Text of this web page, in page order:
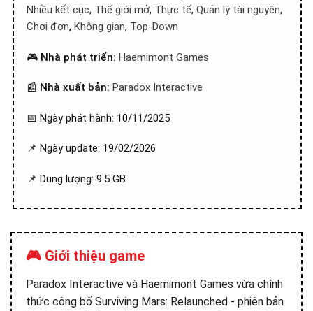
Nhiều kết cục, Thế giới mở, Thực tế, Quản lý tài nguyên,
Chơi đơn, Không gian, Top-Down
🎮 Nhà phát triển: Haemimont Games
📰 Nhà xuất bản: Paradox Interactive
📅 Ngày phát hành: 10/11/2025
📌 Ngày update: 19/02/2026
📌 Dung lượng: 9.5 GB
🎮 Giới thiệu game
Paradox Interactive và Haemimont Games vừa chính
thức công bố Surviving Mars: Relaunched - phiên bản